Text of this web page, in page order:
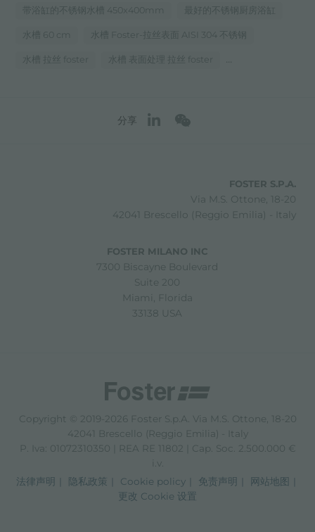
带浴缸的不锈钢水槽 450x400mm 最好的不锈钢厨房浴缸
水槽 60 cm 水槽 Foster-拉丝表面 AISI 304 不锈钢
水槽 拉丝 foster 水槽 表面处理 拉丝 foster ...
分享
FOSTER S.P.A.
Via M.S. Ottone, 18-20
42041 Brescello (Reggio Emilia) - Italy
FOSTER MILANO INC
7300 Biscayne Boulevard
Suite 200
Miami, Florida
33138 USA
Copyright © 2019-2026 Foster S.p.A. Via M.S. Ottone, 18-20
42041 Brescello (Reggio Emilia) - Italy
P. Iva: 01072310350 | REA RE 11802 | Cap. Soc. 2.500.000 €
i.v.
法律声明
隐私政策 Cookie policy 免责声明
网站地图
更改 Cookie 设置